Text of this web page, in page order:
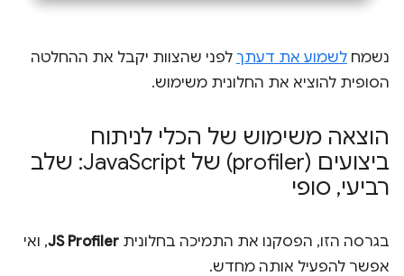
נשמח לשמוע את דעתך לפני שהצוות יקבל את ההחלטה
הסופית להוציא את החלונית משימוש.
הוצאה משימוש של הכלי לניתוח
ביצועים (profiler) של Java
Script: שלב
רביעי, סופי
בגרסה הזו, הפסקנו את התמיכה בחלונית JS Profiler, ואי
אפשר להפעיל אותה מחדש.